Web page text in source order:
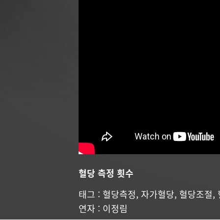
혈당 측정 횟수
태그 : 혈당측정, 자가혈당, 혈당조절,
연자 : 이정림